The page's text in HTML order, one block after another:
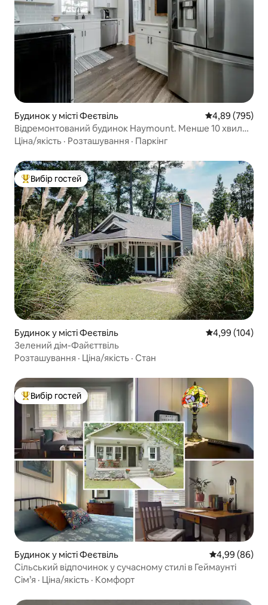
Будинок у місті Феєтвіль Середня
4,89 (795)
Відремонтований будинок Haymount. Менше 10 хвилин
від I-95
Ціна/якість · Розташування · Паркінг
Топ вибір гостей
Вибір гостей
Будинок у місті Феєтвіль Середня
4,99 (104)
Зелений дім-Файєттвіль
Розташування · Ціна/якість · Стан
Топ вибір гостей
Вибір гостей
Будинок у місті Феєтвіль Середня
4,99 (86)
Сільський відпочинок у сучасному стилі в Геймаунті
Сім’я · Ціна/якість · Комфорт